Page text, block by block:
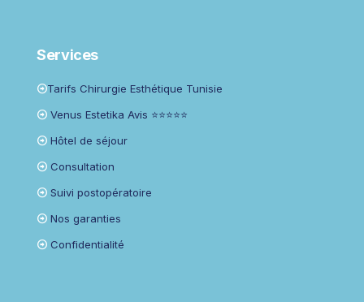
Services
Tarifs Chirurgie Esthétique Tunisie
Venus Estetika Avis ⭐⭐⭐⭐⭐
Hôtel de séjour
Consultation
Suivi postopératoire
Nos garanties
Confidentialité